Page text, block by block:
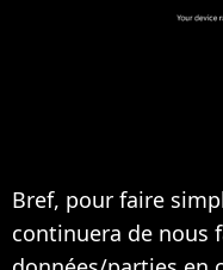
Bref, pour faire
continuera de nous